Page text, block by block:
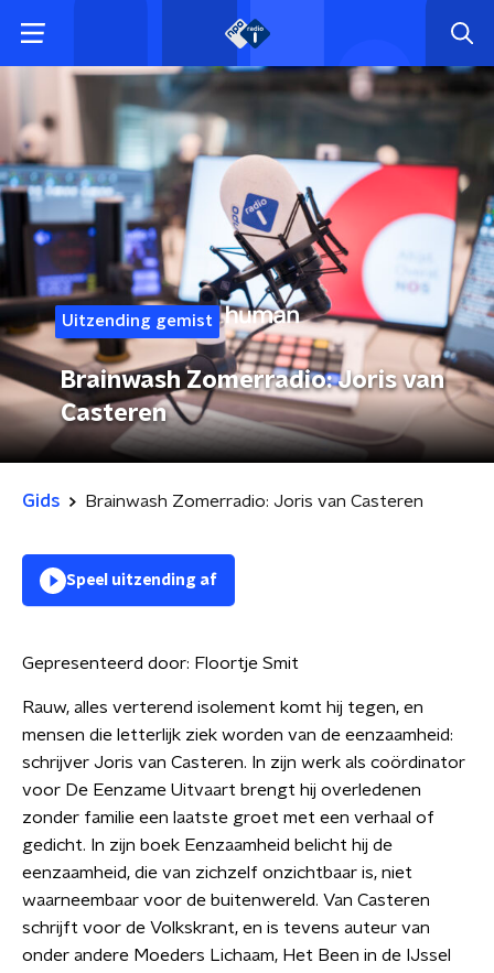
Uitzending gemist
Brainwash Zomerradio: Joris van
Casteren
Gids Brainwash Zomerradio: Joris van Casteren
Speel uitzending af
Gepresenteerd door: Floortje Smit
Rauw, alles verterend isolement komt hij tegen, en
mensen die letterlijk ziek worden van de eenzaamheid:
schrijver Joris van Casteren. In zijn werk als coördinator
voor De Eenzame Uitvaart brengt hij overledenen
zonder familie een laatste groet met een verhaal of
gedicht. In zijn boek Eenzaamheid belicht hij de
eenzaamheid, die van zichzelf onzichtbaar is, niet
waarneembaar voor de buitenwereld. Van Casteren
schrijft voor de Volkskrant, en is tevens auteur van
onder andere Moeders Lichaam, Het Been in de IJssel